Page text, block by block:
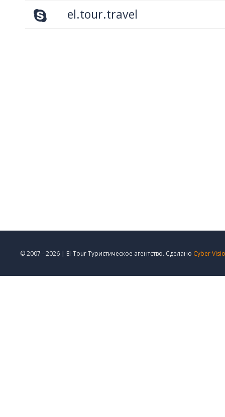
el.tour.travel
© 2007 - 2026 | El-Tour Туристическое агентство. Сделано Cyber